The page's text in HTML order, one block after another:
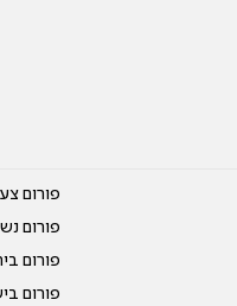
פורום
פורום
פורום
פורום